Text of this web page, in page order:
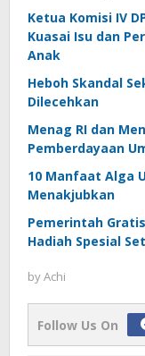
Ketua Komisi IV
Kuasai Isu dan
Anak
Heboh Skandal
Dilecehkan
Menag RI dan
Pemberdayaan
10 Manfaat Alga
Menakjubkan
Pemerintah
Hadiah Spesial
byAchi
Follow Us On